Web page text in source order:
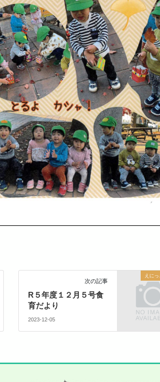
えに
次の記事
R５年度１２月５号食
育だより
2023-12-05